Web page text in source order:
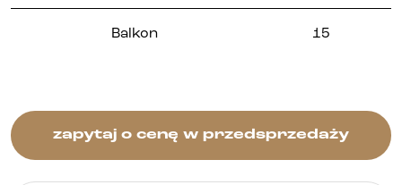
Balkon 15
zapytaj o cenę w przedsprzedaży